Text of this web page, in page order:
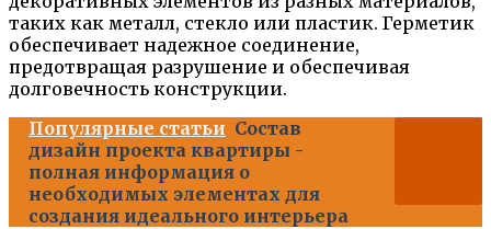
таких как металл, стекло или пластик. Герметик
обеспечивает надежное соединение,
предотвращая разрушение и обеспечивая
долговечность конструкции.
Популярные статьи Состав
дизайн проекта квартиры -
полная информация о
необходимых элементах для
создания идеального интерьера